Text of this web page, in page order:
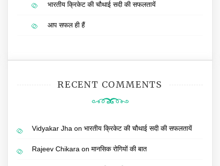
भारतीय क्रिकेट की चौथाई सदी की सफलतायें
आप सफल ही हैं
RECENT COMMENTS
Vidyakar Jha on भारतीय क्रिकेट की चौथाई सदी की सफलतायें
Rajeev Chikara on मानसिक रोगियों की बात